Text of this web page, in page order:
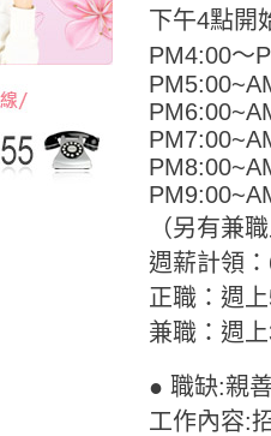
下午4點開
PM4:00～
（另有兼
週薪計領
正職：週
兼職：週
● 職缺:親
工作內容: